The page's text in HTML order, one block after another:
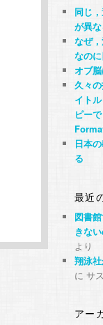
同じ
が異
なぜ
なの
オブ
久々
イト
ピー
日本
る
最近
図書
きな
より
翔泳
に サ
アー